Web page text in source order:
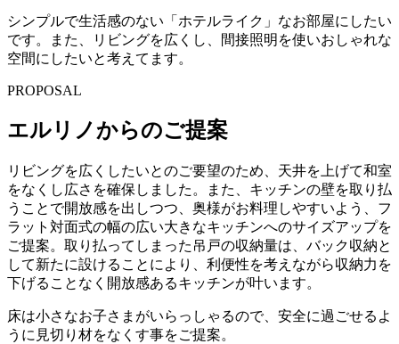
シンプルで生活感のない「ホテルライク」なお部屋にしたい
です。また、リビングを広くし、間接照明を使いおしゃれな
空間にしたいと考えてます。
PROPOSAL
エルリノからのご提案
リビングを広くしたいとのご要望のため、天井を上げて和室
をなくし広さを確保しました。また、キッチンの壁を取り払
うことで開放感を出しつつ、奥様がお料理しやすいよう、フ
ラット対面式の幅の広い大きなキッチンへのサイズアップを
ご提案。取り払ってしまった吊戸の収納量は、バック収納と
して新たに設けることにより、利便性を考えながら収納力を
下げることなく開放感あるキッチンが叶います。
床は小さなお子さまがいらっしゃるので、安全に過ごせるよ
うに見切り材をなくす事をご提案。